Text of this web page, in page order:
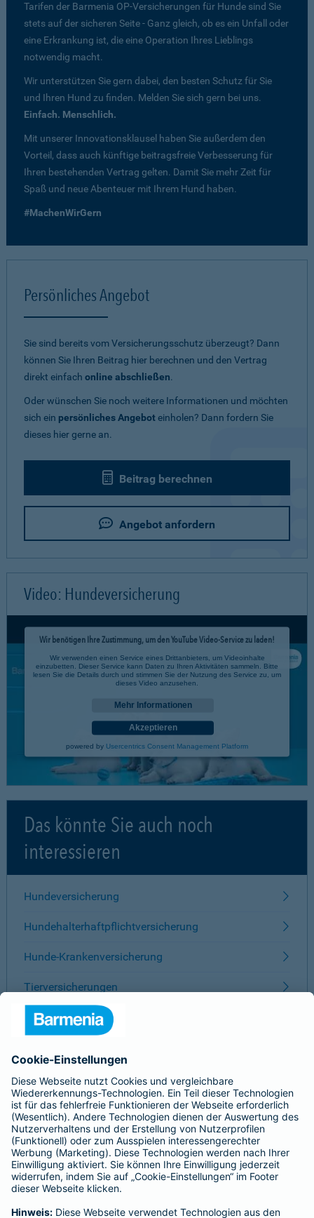
Tarifen der Barmenia OP-Versicherungen für Hunde sind Sie
stets auf der sicheren Seite - Ganz gleich, ob es ein Unfall oder
eine Erkrankung ist, die eine Operation Ihres Lieblings
notwendig macht.
Wir unterstützen Sie gern dabei, den besten Schutz für Sie
und Ihren Hund zu finden. Melden Sie sich gern bei uns.
Einfach. Menschlich.
Mit unserer Innovationsklausel haben Sie außerdem den
Vorteil, dass auch künftige beitragsfreie Verbesserung für
Ihren bestehenden Vertrag gelten. Damit Sie mehr Zeit für
Spaß und neue Abenteuer mit Ihrem Hund haben.
#MachenWirGern
Persönliches Angebot
Sie sind bereits vom Versicherungsschutz überzeugt? Dann
können Sie Ihren Beitrag hier berechnen und den Vertrag
direkt einfach online abschließen.
Oder wünschen Sie noch weitere Informationen und möchten
sich ein persönliches Angeboteinholen? Dann fordern Sie
dieses hier gerne an.
Beitrag berechnen
Angebot anfordern
Video: Hundeversicherung
Wir benötigen Ihre Zustimmung, um den YouTube Video-Service zu laden!
Wir verwenden einen Service eines Drittanbieters, um Videoinhalte
einzubetten. Dieser Service kann Daten zu Ihren Aktivitäten sammeln. Bitte
lesen Sie die Details durch und stimmen Sie der Nutzung des Service zu, um
dieses Video anzusehen.
Mehr Informationen
Akzeptieren
powered by Usercentrics Consent Management Platform
Das könnte Sie auch noch
interessieren
Hundeversicherung
Hundehalterhaftpflichtversicherung
Hunde-Krankenversicherung
Tierversicherungen
ÜBER BARMENIA
Kontakt
Karriere
Presse
Unternehmen
Anfahrt
Affiliate-Partner werden
Barmenia ist Teil der BarmeniaGothaer